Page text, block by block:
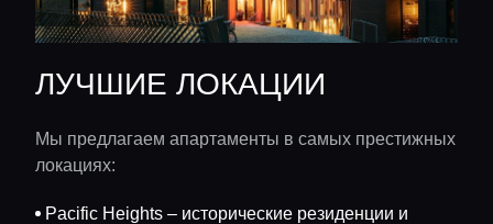
ЛУЧШИЕ ЛОКАЦИИ
Мы предлагаем апартаменты в самых престижных
локациях:
Pacific Heights – исторические резиденции и